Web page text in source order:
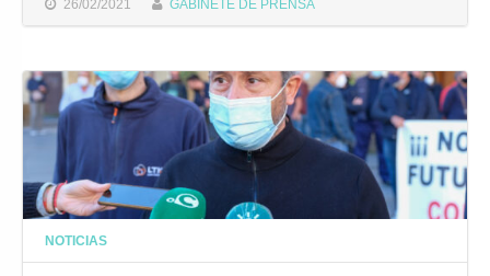
26/02/2021 GABINETE DE PRENSA
NOTICIAS